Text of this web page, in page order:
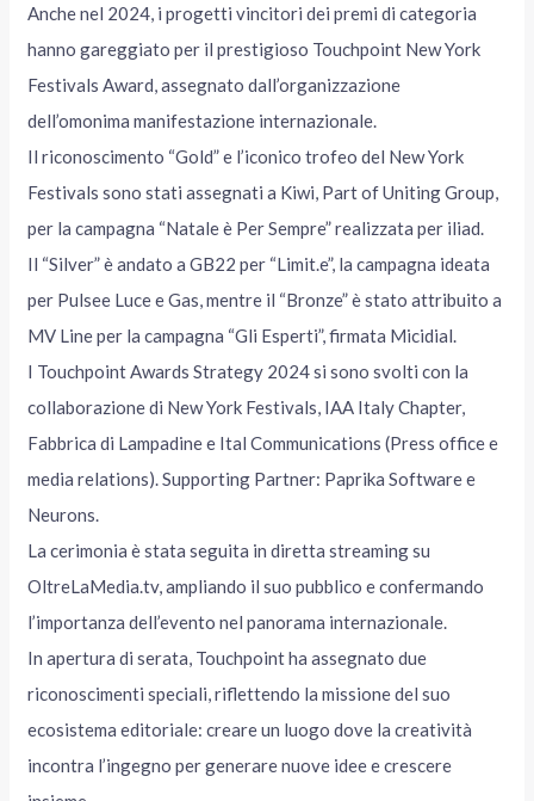
Anche nel 2024, i progetti vincitori dei premi di categoria
hanno gareggiato per il prestigioso Touchpoint New York
Festivals Award, assegnato dall’organizzazione
dell’omonima manifestazione internazionale.
Il riconoscimento “Gold” e l’iconico trofeo del New York
Festivals sono stati assegnati a Kiwi, Part of Uniting Group,
per la campagna “Natale è Per Sempre” realizzata per iliad.
Il “Silver” è andato a GB22 per “Limit.e”, la campagna ideata
per Pulsee Luce e Gas, mentre il “Bronze” è stato attribuito a
MV Line per la campagna “Gli Esperti”, firmata Micidial.
I Touchpoint Awards Strategy 2024 si sono svolti con la
collaborazione di New York Festivals, IAA Italy Chapter,
Fabbrica di Lampadine e Ital Communications (Press office e
media relations). Supporting Partner: Paprika Software e
Neurons.
La cerimonia è stata seguita in diretta streaming su
OltreLaMedia.tv, ampliando il suo pubblico e confermando
l’importanza dell’evento nel panorama internazionale.
In apertura di serata, Touchpoint ha assegnato due
riconoscimenti speciali, riflettendo la missione del suo
ecosistema editoriale: creare un luogo dove la creatività
incontra l’ingegno per generare nuove idee e crescere